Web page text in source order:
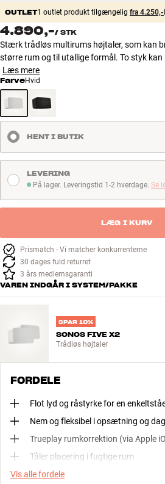
Kundeservice
Byg med Lyd
OUTLET1 outlet produkt tilgængelig fra 4.250,-
4.890,-/ STK
Stærk trådløs multirums højtaler, som kan
større rum og til utallige formål. To styk kan
Læs mere
FarveHvid
HENT I BUTIK
På lager. Leveringstid 1-2 hverdage
På lager. Leveringstid 1-2 hverdage. Se
LEVERING
LÆG I KURV
Prismatch - Vi matcher konkurrenterne
30 dages fuld returret
3 års medlemsgaranti
VAREN INDGÅR I SYSTEM/PAKKE
SPAR 10%
SONOS FIVE X2
Trådløs højtaler
FORDELE
Flot lyd og råstyrke for en
Nem og fleksibel i opsætning og
Trueplay rumkorrektion (via Apple
Tåler placering i fugtige rum
Vis alle fordele